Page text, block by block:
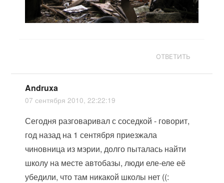
ОТВЕТИТЬ
Andruxa
07 сентября 2010, 22:22:19
Сегодня разговаривал с соседкой - говорит,
год назад на 1 сентября приезжала
чиновница из мэрии, долго пыталась найти
школу на месте автобазы, люди еле-еле её
убедили, что там никакой школы нет ((: